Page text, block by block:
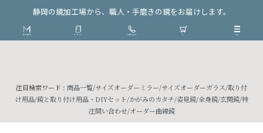
静岡の鏡加工場から、職人・手磨きの鏡をお届けします。
注目検索ワード : 商品一覧/サイズオーダーミラー/サイズオーダーガラス/取り付
け用品/鏡と取り付け用品・DIYセット/かがみのカタチ/姿見鏡/全身鏡/玄関鏡/特
注問い合わせ/オーダー曲線鏡